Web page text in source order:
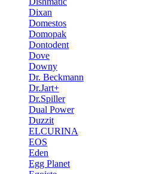
Dixan
Domestos
Domopak
Dontodent
Dove
Downy
Dr. Beckmann
Dr.Jart+
Dr.Spiller
Dual Power
Duzzit
ELCURINA
EOS
Eden
Egg Planet